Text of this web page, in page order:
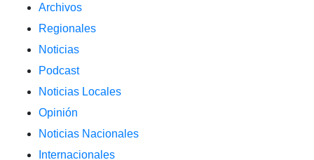
Archivos
Regionales
Noticias
Podcast
Noticias Locales
Opinión
Noticias Nacionales
Internacionales